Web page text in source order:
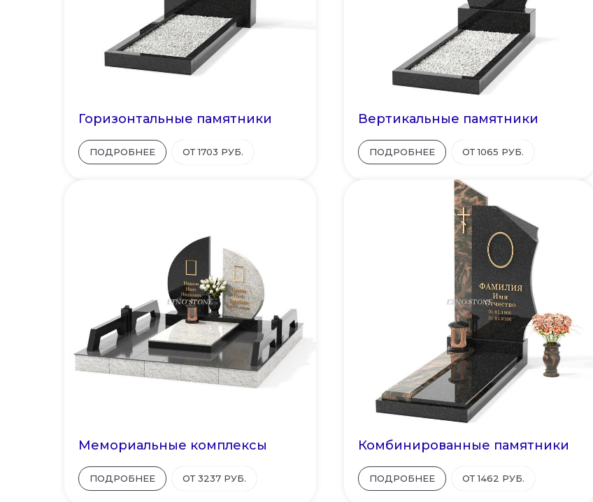
Горизонтальные памятники
ПОДРОБНЕЕ ОТ 1703 РУБ.
Вертикальные памятники
ПОДРОБНЕЕ ОТ 1065 РУБ.
Мемориальные комплексы
ПОДРОБНЕЕ ОТ 3237 РУБ.
Комбинированные памятники
ПОДРОБНЕЕ ОТ 1462 РУБ.